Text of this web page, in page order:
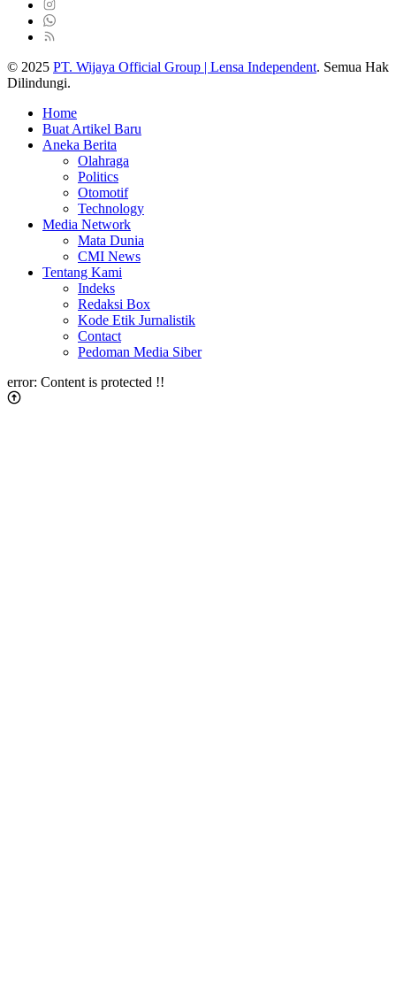
© 2025 PT. Wijaya Official Group | Lensa Independent. Semua Hak
Dilindungi.
Home
Buat Artikel Baru
Aneka Berita
Olahraga
Politics
Otomotif
Technology
Media Network
Mata Dunia
CMI News
Tentang Kami
Indeks
Redaksi Box
Kode Etik Jurnalistik
Contact
Pedoman Media Siber
error: Content is protected !!